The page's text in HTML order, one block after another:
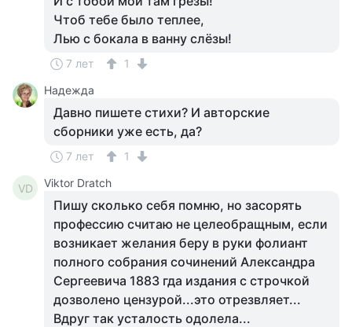
Чтоб тебе было теплее,
Лью с бокала в ванну слёзы!
7 лет
1
Надежда
Давно пишете стихи? И авторские
сборники уже есть, да?
7 лет 1
VD Viktor Dratch
Пишу сколько себя помню, но засорять
профессию считаю не целеобращным, если
возникает желания беру в руки фолиант
полного собрания сочинений Александра
Сергеевича 1883 гда издания с строчкой
дозволено цензурой...это отрезвляет...
Вдруг так усталость одолела...